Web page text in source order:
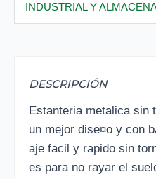
INDUSTRIAL Y
DESCRIPCIÓN
Estanteria metalica sin
un mejor dise¤o y con
aje facil y rapido sin
es para no rayar el